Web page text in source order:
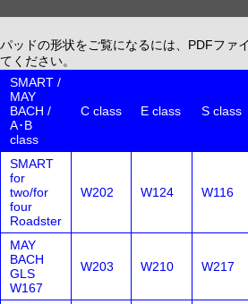
パッドの形状をご覧になるには、PDFファ
てください。
SMART /
MAY
BACH /
A･B
class
C class E class S class
SMART
for
two/for
four
Roadster
W202 W124 W116
MAY
BACH
GLS
W167
W203 W210 W217